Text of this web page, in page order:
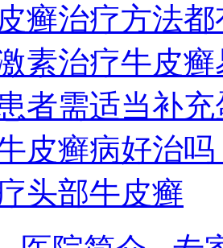
癣治疗方法
素治疗牛皮
者需适当补
皮癣病好治
头部牛皮癣